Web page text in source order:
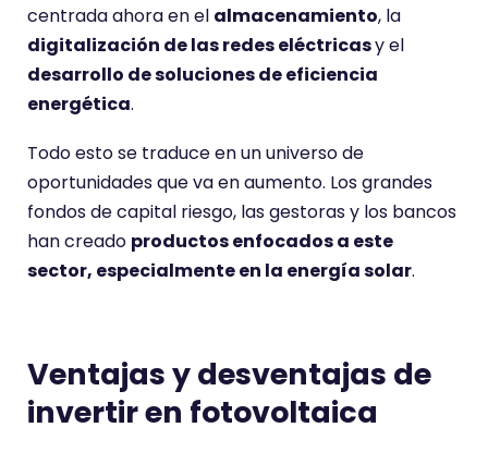
centrada ahora en el almacenamiento, la
digitalización de las redes eléctricasy el
desarrollo de soluciones de eficiencia
energética.
Todo esto se traduce en un universo de
oportunidades que va en aumento. Los grandes
fondos de capital riesgo, las gestoras y los bancos
han creado productos enfocados a este
sector, especialmente en la energía solar.
Ventajas y desventajas de
invertir en fotovoltaica